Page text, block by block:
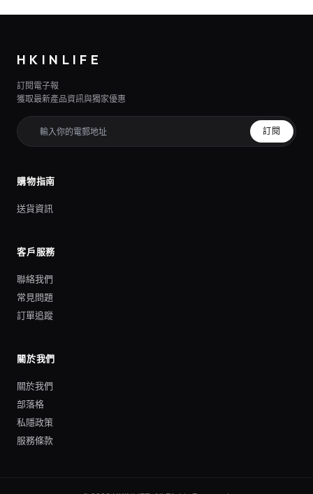
HKINLIFE
訂閱電子報
獲取最新產品資訊與獨家優惠
訂閱
購物指南
送貨資訊
客戶服務
聯絡我們
常見問題
訂單追蹤
關於我們
關於我們
部落格
私隱政策
服務條款